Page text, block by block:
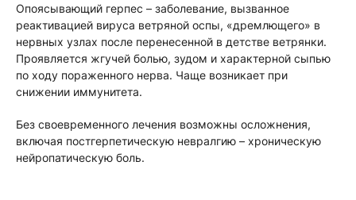
Опоясывающий герпес – заболевание, вызванное
реактивацией вируса ветряной оспы, «дремлющего» в
нервных узлах после перенесенной в детстве ветрянки.
Проявляется жгучей болью, зудом и характерной сыпью
по ходу пораженного нерва. Чаще возникает при
снижении иммунитета.
Без своевременного лечения возможны осложнения,
включая постгерпетическую невралгию – хроническую
нейропатическую боль.